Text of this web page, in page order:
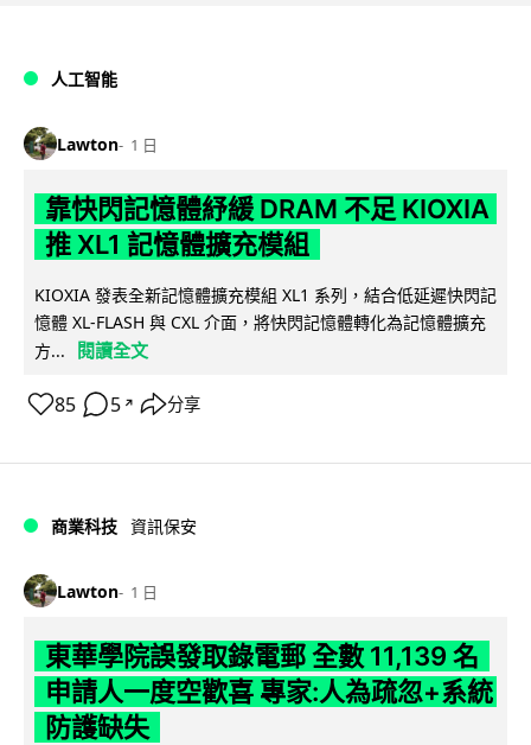
人工智能
Lawton 1 日
靠快閃記憶體紓緩 DRAM 不足 KIOXIA
推 XL1 記憶體擴充模組
KIOXIA 發表全新記憶體擴充模組 XL1 系列，結合低延遲快閃記
憶體 XL-FLASH 與 CXL 介面，將快閃記憶體轉化為記憶體擴充
方...
閱讀全文
85 5 ↗ 分享
商業科技 資訊保安
Lawton 1 日
東華學院誤發取錄電郵 全數 11,139 名
申請人一度空歡喜 專家:人為疏忽+系統
防護缺失